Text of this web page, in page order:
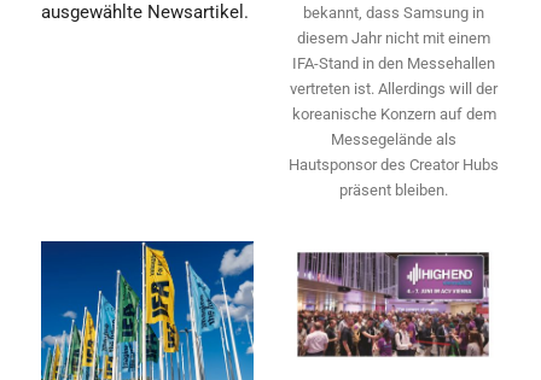
ausgewählte Newsartikel.
bekannt, dass Samsung in
diesem Jahr nicht mit einem
IFA-Stand in den Messehallen
vertreten ist. Allerdings will ­der
koreanische Konzern auf dem
Messegelände als
Hautsponsor des Creator Hubs
präsent bleiben.